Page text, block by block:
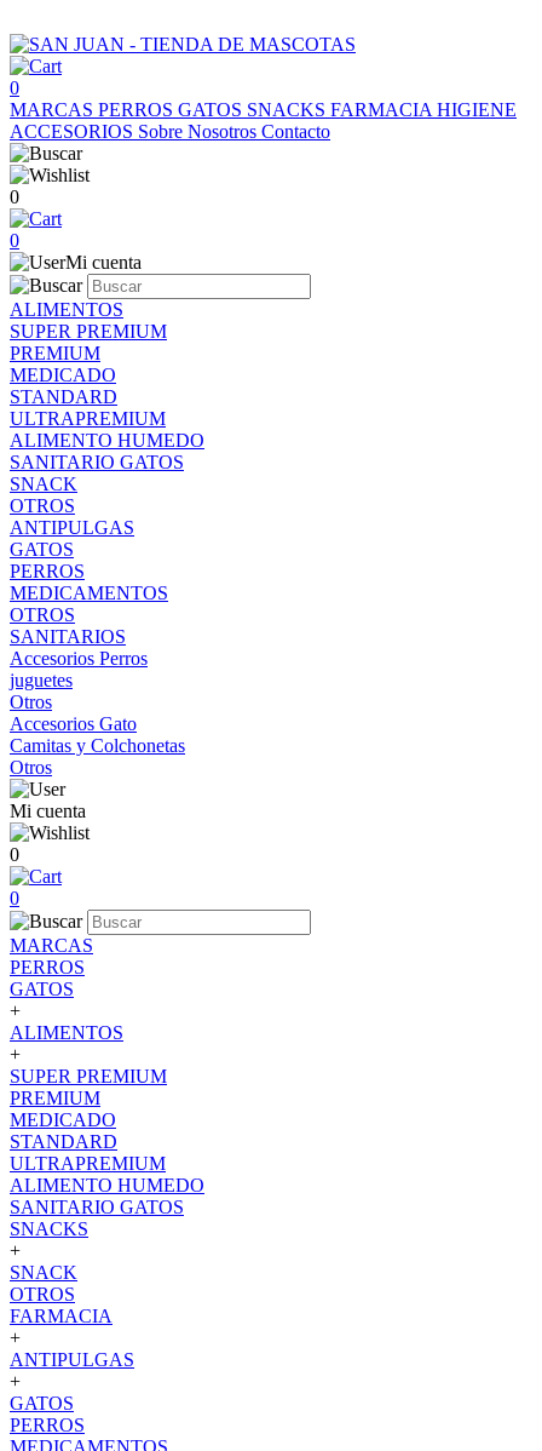
0
MARCAS PERROS GATOS SNACKS FARMACIA HIGIENE
ACCESORIOS Sobre Nosotros Contacto
0
0
Mi cuenta
ALIMENTOS
SUPER PREMIUM
PREMIUM
MEDICADO
STANDARD
ULTRAPREMIUM
ALIMENTO HUMEDO
SANITARIO GATOS
SNACK
OTROS
ANTIPULGAS
GATOS
PERROS
MEDICAMENTOS
OTROS
SANITARIOS
Accesorios Perros
juguetes
Otros
Accesorios Gato
Camitas y Colchonetas
Otros
Mi cuenta
0
0
MARCAS
PERROS
GATOS
+
ALIMENTOS
+
SUPER PREMIUM
PREMIUM
MEDICADO
STANDARD
ULTRAPREMIUM
ALIMENTO HUMEDO
SANITARIO GATOS
SNACKS
+
SNACK
OTROS
FARMACIA
+
ANTIPULGAS
+
GATOS
PERROS
MEDICAMENTOS